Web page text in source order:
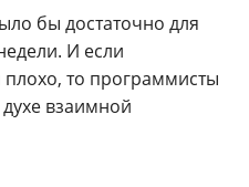
бы достаточно для
И если
плохо, то программисты
взаимной